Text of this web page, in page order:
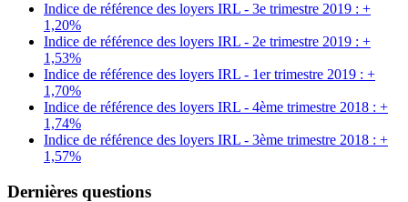
Indice de référence des loyers IRL - 3e trimestre 2019 : +
1,20%
Indice de référence des loyers IRL - 2e trimestre 2019 : +
1,53%
Indice de référence des loyers IRL - 1er trimestre 2019 : +
1,70%
Indice de référence des loyers IRL - 4ème trimestre 2018 : +
1,74%
Indice de référence des loyers IRL - 3ème trimestre 2018 : +
1,57%
Dernières questions